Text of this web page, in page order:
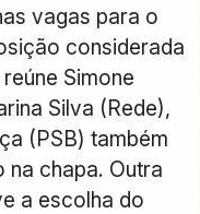
vagas para o
considerada
Simone
Silva (Rede),
(PSB) também
na chapa. Outra
a escolha do